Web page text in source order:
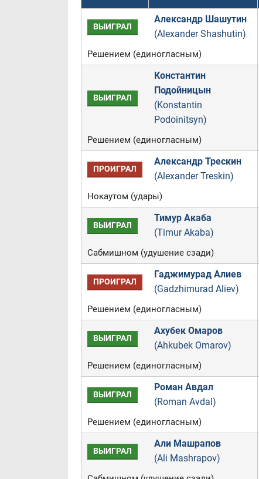
ВЫИГРАЛ
Александр Шашутин
(Alexander Shashutin)
Решением (единогласным)
ВЫИГРАЛ
Константин
Подойницын
(Konstantin
Podoinitsyn)
Решением (единогласным)
ПРОИГРАЛ
Александр Трескин
(Alexander Treskin)
Нокаутом (удары)
ВЫИГРАЛ
Тимур Акаба
(Timur Akaba)
Сабмишном (удушение сзади)
ПРОИГРАЛ
Гаджимурад Алиев
(Gadzhimurad Aliev)
Решением (единогласным)
ВЫИГРАЛ
Ахубек Омаров
(Ahkubek Omarov)
Решением (единогласным)
ВЫИГРАЛ
Роман Авдал
(Roman Avdal)
Решением (единогласным)
ВЫИГРАЛ
Али Машрапов
(Ali Mashrapov)